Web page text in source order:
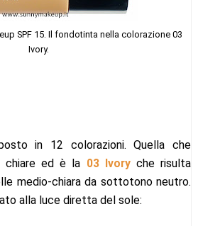
SPF 15. Il fondotinta nella colorazione 03
Ivory.
in 12 colorazioni. Quella che
chiare ed è la 03 Ivoryche risulta
medio-chiara da sottotono neutro.
alla luce diretta del sole: